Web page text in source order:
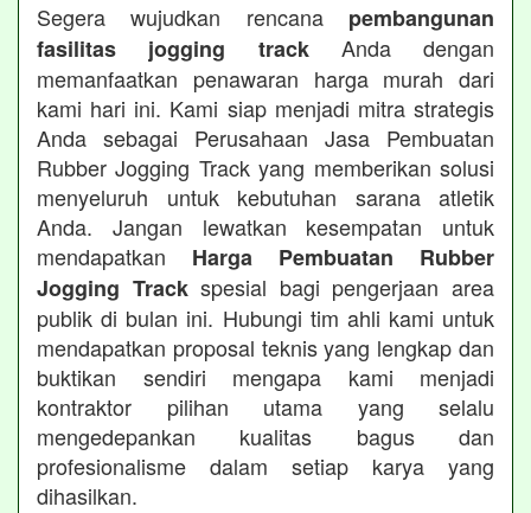
Segera wujudkan rencana pembangunan
fasilitas jogging trackAnda dengan
memanfaatkan penawaran harga murah dari
kami hari ini. Kami siap menjadi mitra strategis
Anda sebagai Perusahaan Jasa Pembuatan
Rubber Jogging Track yang memberikan solusi
menyeluruh untuk kebutuhan sarana atletik
Anda. Jangan lewatkan kesempatan untuk
mendapatkan Harga Pembuatan Rubber
Jogging Trackspesial bagi pengerjaan area
publik di bulan ini. Hubungi tim ahli kami untuk
mendapatkan proposal teknis yang lengkap dan
buktikan sendiri mengapa kami menjadi
kontraktor pilihan utama yang selalu
mengedepankan kualitas bagus dan
profesionalisme dalam setiap karya yang
dihasilkan.